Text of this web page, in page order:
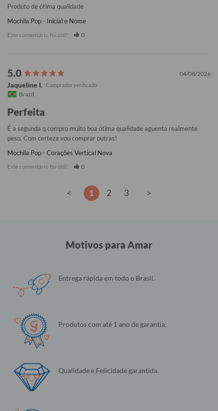
Produto de ótima qualidade
Mochila Pop - Inicial e Nome
Este comentário foi útil? 0
04/08/2026
Jaqueline I.
Brazil
Perfeita
É a segunda q compro muito boa ótima qualidade aguenta realmente
peso. Com certeza vou comprar outras!
Mochila Pop - Corações Vertical Nova
Este comentário foi útil? 0
< 1 2 3 >
Motivos para Amar
Entrega rápida em todo o Brasil.
Produtos com até 1 ano de garantia.
Qualidade e Felicidade garantida.